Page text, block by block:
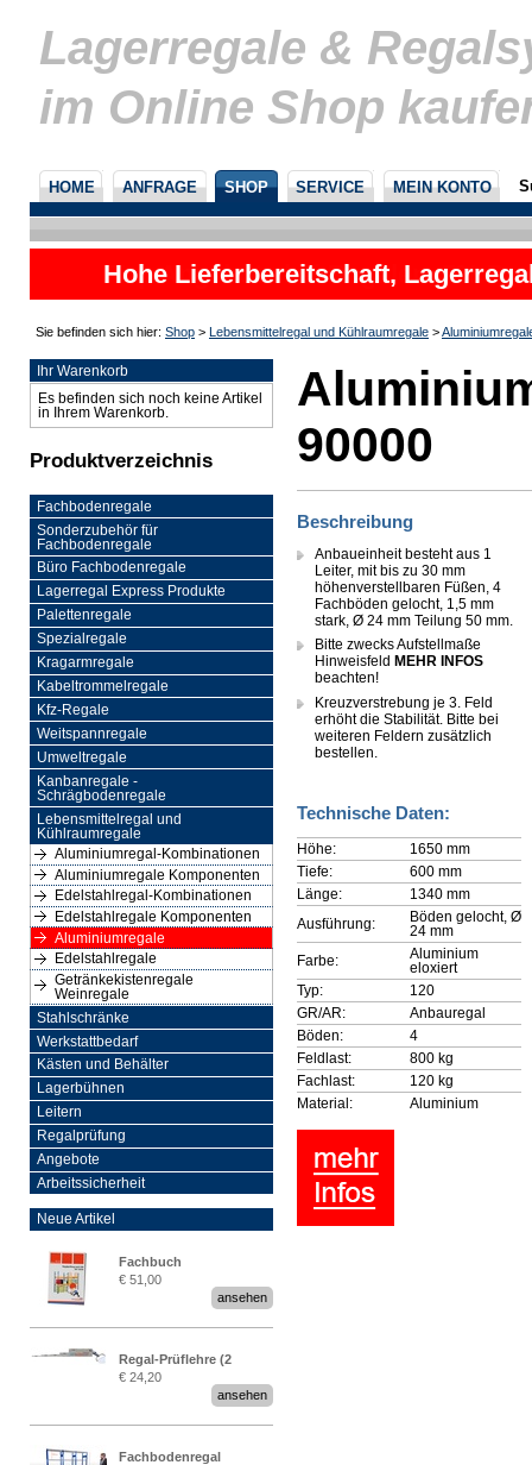
Lagerregale &
im Online Shop
HOME ANFRAGE SHOP SERVICE MEIN KONTO
Hohe Lieferbereitschaft,
nicht
Sie befinden sich hier: Shop > Lebensmittelregal und Kühlraumregale >
Ihr Warenkorb
Es befinden sich noch keine Artikel
in Ihrem Warenkorb.
Produktverzeichnis
Fachbodenregale
Sonderzubehör für
Fachbodenregale
Büro Fachbodenregale
Lagerregal Express Produkte
Palettenregale
Spezialregale
Kragarmregale
Kabeltrommelregale
Kfz-Regale
Weitspannregale
Umweltregale
Kanbanregale -
Schrägbodenregale
Lebensmittelregal und
Kühlraumregale
Aluminiumregal-Kombinationen
Aluminiumregale Komponenten
Edelstahlregal-Kombinationen
Edelstahlregale Komponenten
Aluminiumregale
Edelstahlregale
Getränkekistenregale
Weinregale
Stahlschränke
Werkstattbedarf
Kästen und Behälter
Lagerbühnen
Leitern
Regalprüfung
Angebote
Arbeitssicherheit
Neue Artikel
Fachbuch
„Regalprüfung nach DIN
€ 51,00
ansehen
Regal-Prüflehre (2
Stück)
€ 24,20
ansehen
Fachbodenregal
90000
Beschreibung
Anbaueinheit besteht aus 1
Leiter, mit bis zu 30 mm
höhenverstellbaren Füßen, 4
Fachböden gelocht, 1,5 mm
stark, Ø 24 mm Teilung 50 mm.
Bitte zwecks Aufstellmaße
Hinweisfeld MEHR INFOS
beachten!
Kreuzverstrebung je 3. Feld
erhöht die Stabilität. Bitte bei
weiteren Feldern zusätzlich
bestellen.
Technische Daten:
Höhe:
1650 mm
Tiefe:
600 mm
Länge:
1340 mm
Ausführung:
Böden gelocht, Ø
24 mm
Farbe:
Aluminium
eloxiert
Typ:
120
GR/AR:
Anbauregal
Böden:
4
Feldlast:
800 kg
Fachlast:
120 kg
Material:
Aluminium